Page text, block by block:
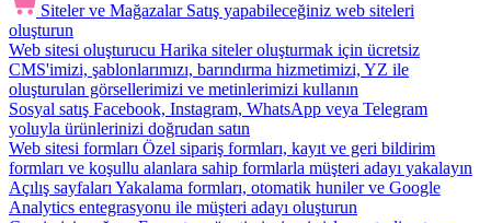
Siteler ve Mağazalar Satış yapabileceğiniz web siteleri
oluşturun
Web sitesi oluşturucu Harika siteler oluşturmak için ücretsiz
CMS'imizi, şablonlarımızı, barındırma hizmetimizi, YZ ile
oluşturulan görsellerimizi ve metinlerimizi kullanın
Sosyal satış Facebook, Instagram, WhatsApp veya Telegram
yoluyla ürünlerinizi doğrudan satın
Web sitesi formları Özel sipariş formları, kayıt ve geri bildirim
formları ve koşullu alanlara sahip formlarla müşteri adayı yakalayın
Açılış sayfaları Yakalama formları, otomatik huniler ve Google
Analytics entegrasyonu ile müşteri adayı oluşturun